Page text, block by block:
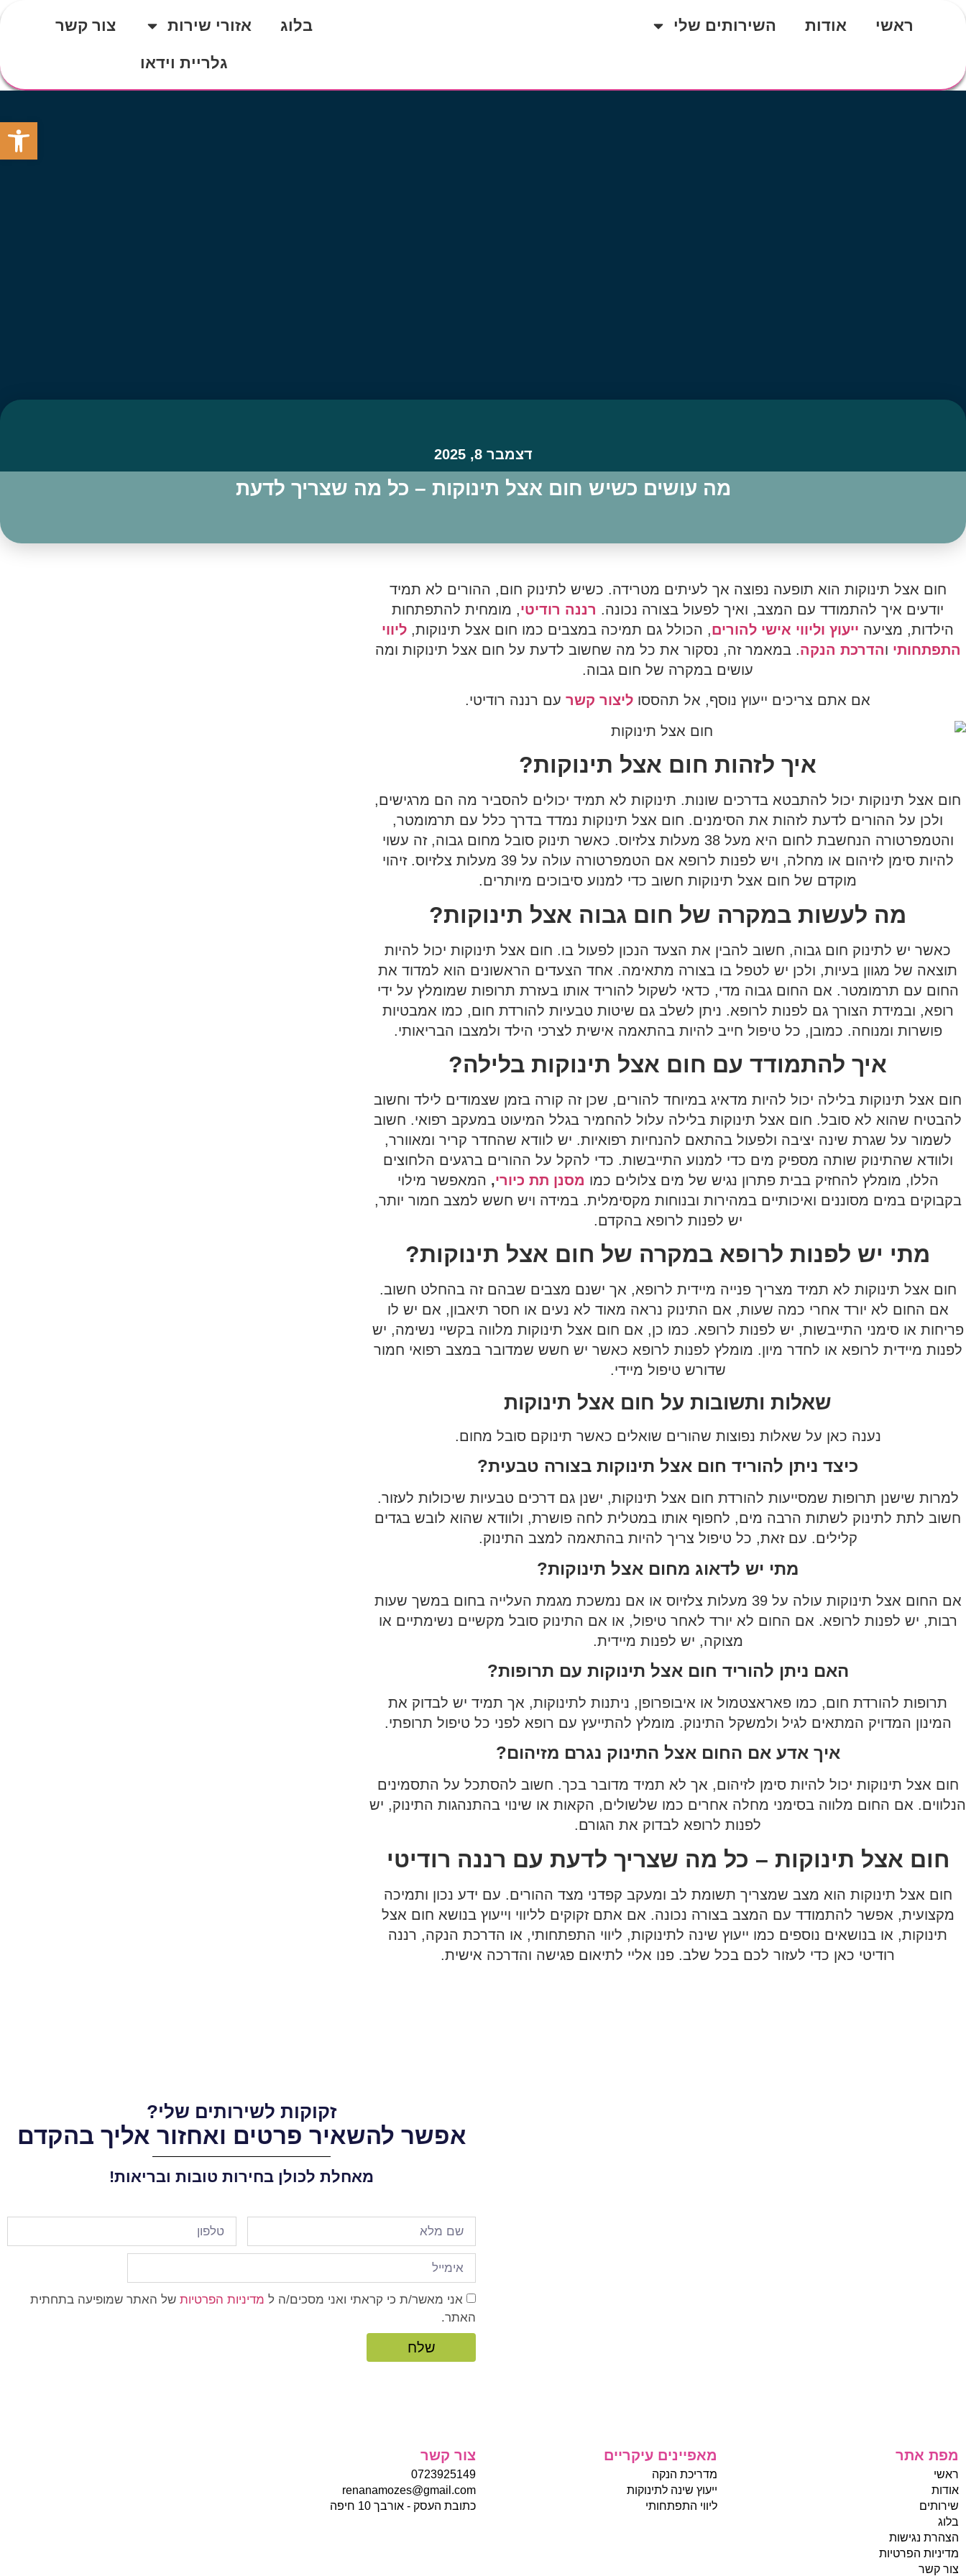
ראשי אודות השירותים שלי בלוג אזורי שירות צור קשר
גלריית וידאו
דצמבר 8, 2025
מה עושים כשיש חום אצל תינוקות – כל מה שצריך לדעת
חום אצל תינוקות הוא תופעה נפוצה אך לעיתים מטרידה. כשיש לתינוק חום, ההורים לא תמיד
יודעים איך להתמודד עם המצב, ואיך לפעול בצורה נכונה. רננה רודיטי, מומחית להתפתחות
הילדות, מציעה ייעוץ וליווי אישי להורים, הכולל גם תמיכה במצבים כמו חום אצל תינוקות, ליווי
התפתחותי והדרכת הנקה. במאמר זה, נסקור את כל מה שחשוב לדעת על חום אצל תינוקות ומה
עושים במקרה של חום גבוה.
אם אתם צריכים ייעוץ נוסף, אל תהססו ליצור קשר עם רננה רודיטי.
איך לזהות חום אצל תינוקות?
חום אצל תינוקות יכול להתבטא בדרכים שונות. תינוקות לא תמיד יכולים להסביר מה הם מרגישים,
ולכן על ההורים לדעת לזהות את הסימנים. חום אצל תינוקות נמדד בדרך כלל עם תרמומטר,
והטמפרטורה הנחשבת לחום היא מעל 38 מעלות צלזיוס. כאשר תינוק סובל מחום גבוה, זה עשוי
להיות סימן לזיהום או מחלה, ויש לפנות לרופא אם הטמפרטורה עולה על 39 מעלות צלזיוס. זיהוי
מוקדם של חום אצל תינוקות חשוב כדי למנוע סיבוכים מיותרים.
מה לעשות במקרה של חום גבוה אצל תינוקות?
כאשר יש לתינוק חום גבוה, חשוב להבין את הצעד הנכון לפעול בו. חום אצל תינוקות יכול להיות
תוצאה של מגוון בעיות, ולכן יש לטפל בו בצורה מתאימה. אחד הצעדים הראשונים הוא למדוד את
החום עם תרמומטר. אם החום גבוה מדי, כדאי לשקול להוריד אותו בעזרת תרופות שמומלץ על ידי
רופא, ובמידת הצורך גם לפנות לרופא. ניתן לשלב גם שיטות טבעיות להורדת חום, כמו אמבטיות
פושרות ומנוחה. כמובן, כל טיפול חייב להיות בהתאמה אישית לצרכי הילד ולמצבו הבריאותי.
איך להתמודד עם חום אצל תינוקות בלילה?
חום אצל תינוקות בלילה יכול להיות מדאיג במיוחד להורים, שכן זה קורה בזמן שצמודים לילד וחשוב
להבטיח שהוא לא סובל. חום אצל תינוקות בלילה עלול להחמיר בגלל המיעוט במעקב רפואי. חשוב
לשמור על שגרת שינה יציבה ולפעול בהתאם להנחיות רפואיות. יש לוודא שהחדר קריר ומאוורר,
ולוודא שהתינוק שותה מספיק מים כדי למנוע התייבשות. כדי להקל על ההורים ברגעים הלחוצים
הללו, מומלץ להחזיק בבית פתרון נגיש של מים צלולים כמו מסנן תת כיורי, המאפשר מילוי
בקבוקים במים מסוננים ואיכותיים במהירות ובנוחות מקסימלית. במידה ויש חשש למצב חמור יותר,
יש לפנות לרופא בהקדם.
מתי יש לפנות לרופא במקרה של חום אצל תינוקות?
חום אצל תינוקות לא תמיד מצריך פנייה מיידית לרופא, אך ישנם מצבים שבהם זה בהחלט חשוב.
אם החום לא יורד אחרי כמה שעות, אם התינוק נראה מאוד לא נעים או חסר תיאבון, אם יש לו
פריחות או סימני התייבשות, יש לפנות לרופא. כמו כן, אם חום אצל תינוקות מלווה בקשיי נשימה, יש
לפנות מיידית לרופא או לחדר מיון. מומלץ לפנות לרופא כאשר יש חשש שמדובר במצב רפואי חמור
שדורש טיפול מיידי.
שאלות ותשובות על חום אצל תינוקות
נענה כאן על שאלות נפוצות שהורים שואלים כאשר תינוקם סובל מחום.
כיצד ניתן להוריד חום אצל תינוקות בצורה טבעית?
למרות שישנן תרופות שמסייעות להורדת חום אצל תינוקות, ישנן גם דרכים טבעיות שיכולות לעזור.
חשוב לתת לתינוק לשתות הרבה מים, לחפוף אותו במטלית לחה פושרת, ולוודא שהוא לובש בגדים
קלילים. עם זאת, כל טיפול צריך להיות בהתאמה למצב התינוק.
מתי יש לדאוג מחום אצל תינוקות?
אם החום אצל תינוקות עולה על 39 מעלות צלזיוס או אם נמשכת מגמת העלייה בחום במשך שעות
רבות, יש לפנות לרופא. אם החום לא יורד לאחר טיפול, או אם התינוק סובל מקשיים נשימתיים או
מצוקה, יש לפנות מיידית.
האם ניתן להוריד חום אצל תינוקות עם תרופות?
תרופות להורדת חום, כמו פאראצטמול או איבופרופן, ניתנות לתינוקות, אך תמיד יש לבדוק את
המינון המדויק המתאים לגיל ולמשקל התינוק. מומלץ להתייעץ עם רופא לפני כל טיפול תרופתי.
איך אדע אם החום אצל התינוק נגרם מזיהום?
חום אצל תינוקות יכול להיות סימן לזיהום, אך לא תמיד מדובר בכך. חשוב להסתכל על התסמינים
הנלווים. אם החום מלווה בסימני מחלה אחרים כמו שלשולים, הקאות או שינוי בהתנהגות התינוק, יש
לפנות לרופא לבדוק את הגורם.
חום אצל תינוקות – כל מה שצריך לדעת עם רננה רודיטי
חום אצל תינוקות הוא מצב שמצריך תשומת לב ומעקב קפדני מצד ההורים. עם ידע נכון ותמיכה
מקצועית, אפשר להתמודד עם המצב בצורה נכונה. אם אתם זקוקים לליווי וייעוץ בנושא חום אצל
תינוקות, או בנושאים נוספים כמו ייעוץ שינה לתינוקות, ליווי התפתחותי, או הדרכת הנקה, רננה
רודיטי כאן כדי לעזור לכם בכל שלב. פנו אליי לתיאום פגישה והדרכה אישית.
זקוקות לשירותים שלי?
אפשר להשאיר פרטים ואחזור אליך בהקדם
מאחלת לכולן בחירות טובות ובריאות!
אני מאשר/ת כי קראתי ואני מסכים/ה ל מדיניות הפרטיות של האתר שמופיעה בתחתית
האתר.
שלח
מפת אתר
ראשי
אודות
שירותים
בלוג
הצהרת נגישות
מדיניות הפרטיות
צור קשר
מאפיינים עיקריים
מדריכת הנקה
ייעוץ שינה לתינוקות
ליווי התפתחותי
צור קשר
0723925149
renanamozes@gmail.com
כתובת העסק - אורבך 10 חיפה
פתח